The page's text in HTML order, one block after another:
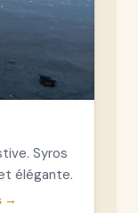
Syros
élégante.
→